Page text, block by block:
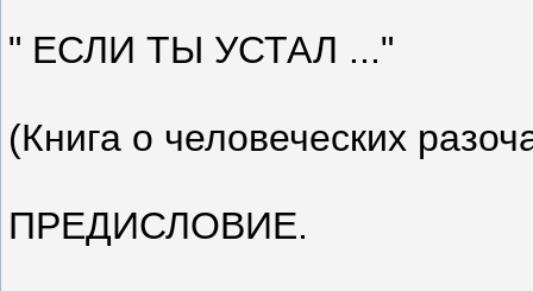
" ЕСЛИ ТЫ УСТАЛ ..."
(Книга о человеческих
ПРЕДИСЛОВИЕ.